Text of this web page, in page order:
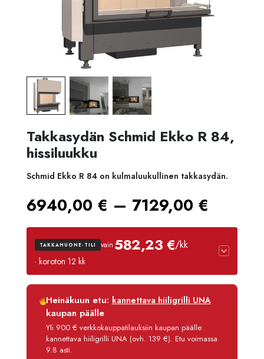
Takkasydän Schmid Ekko R 84,
hissiluukku
Schmid Ekko R 84 on kulmaluukullinen takkasydän.
6940,00 € – 7129,00 €
TAKKAHUONE-TILI vain 582,23 €/kk
· koroton 12 kk
Luottoaika
12 kk
Korko
Käsittelymaksu
3,90 €/kk
Maksettava yhteensä
6 986,80 €
Heinäkuun etu: kannettava hiiligrilli UNA
kaupan päälle
Yli 900 € verkkokauppatilauksiin kaupan päälle
kannettava hiiligrilli UNA (ovh. 139 €). Etu voimassa
9.8 asti.